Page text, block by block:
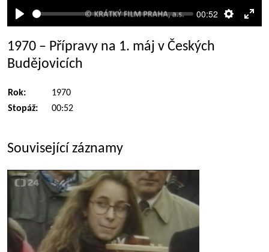
Přehrát
00:52
1970 – Přípravy na 1. máj v Českých
Budějovicích
Rok:
1970
Stopáž:
00:52
Související záznamy